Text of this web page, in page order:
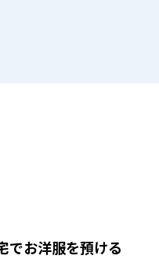
でお洋服を預ける